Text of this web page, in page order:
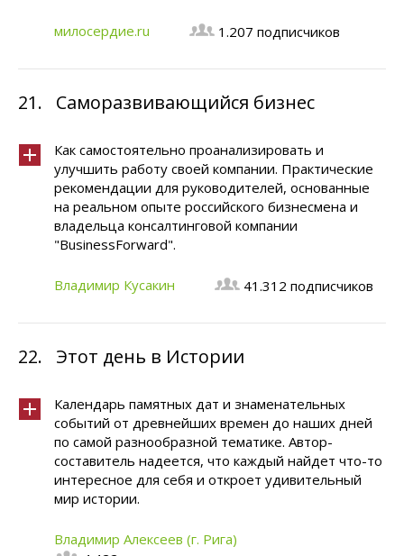
милосердие.ru 1.207 подписчиков
21. Саморазвивающийся бизнес
Как самостоятельно проанализировать и
улучшить работу своей компании. Практические
рекомендации для руководителей, основанные
на реальном опыте российского бизнесмена и
владельца консалтинговой компании
"BusinessForward".
Владимир Кусакин 41.312 подписчиков
22. Этот день в Истории
Календарь памятных дат и знаменательных
событий от древнейших времен до наших дней
по самой разнообразной тематике. Автор-
составитель надеется, что каждый найдет что-то
интересное для себя и откроет удивительный
мир истории.
Владимир Алексеев (г. Рига)